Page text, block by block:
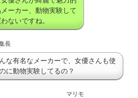
ーカー、動物実験して
ないですね。
長
な有名なメーカーで、女優さんも使
に動物実験してるの？
マリモ